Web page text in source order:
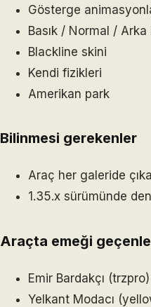
Gösterge
Basık / Normal / Arka
Blackline skini
Kendi fizikleri
Amerikan park
Bilinmesi gerekenler
Araç her galeride
1.35.x sürümünde
Araçta emeği
Emir Bardakçı (trzpro)
Yelkant Modacı